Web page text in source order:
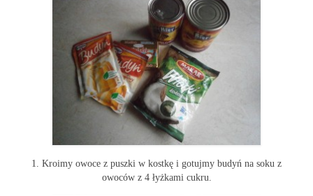
1. Kroimy owoce z puszki w kostkę i gotujmy budyń na soku z
owoców z 4 łyżkami cukru.